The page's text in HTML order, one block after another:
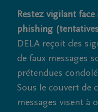
Restez vigilant face
phishing
DELA reçoit des
de faux messages
prétendues
Sous le couvert de
messages visent à